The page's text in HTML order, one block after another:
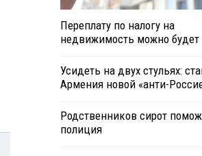
Переплату по налогу на
недвижимость можно будет
Усидеть на двух стульях:
Армения новой «анти-
Родственников сирот
полиция